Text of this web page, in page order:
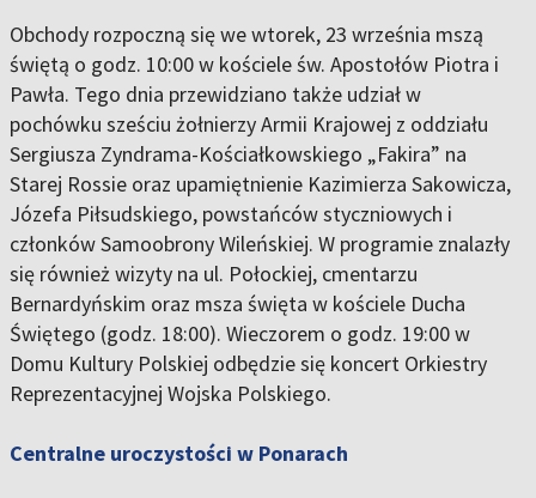
Obchody rozpoczną się we wtorek, 23 września mszą
świętą o godz. 10:00 w kościele św. Apostołów Piotra i
Pawła. Tego dnia przewidziano także udział w
pochówku sześciu żołnierzy Armii Krajowej z oddziału
Sergiusza Zyndrama-Kościałkowskiego „Fakira” na
Starej Rossie oraz upamiętnienie Kazimierza Sakowicza,
Józefa Piłsudskiego, powstańców styczniowych i
członków Samoobrony Wileńskiej. W programie znalazły
się również wizyty na ul. Połockiej, cmentarzu
Bernardyńskim oraz msza święta w kościele Ducha
Świętego (godz. 18:00). Wieczorem o godz. 19:00 w
Domu Kultury Polskiej odbędzie się koncert Orkiestry
Reprezentacyjnej Wojska Polskiego.
Centralne uroczystości w Ponarach